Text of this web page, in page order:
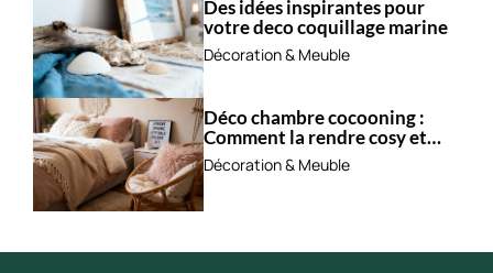
Des idées inspirantes pour
votre deco coquillage marine
Décoration & Meuble
Déco chambre cocooning :
Comment la rendre cosy et
apaisante ?
Décoration & Meuble